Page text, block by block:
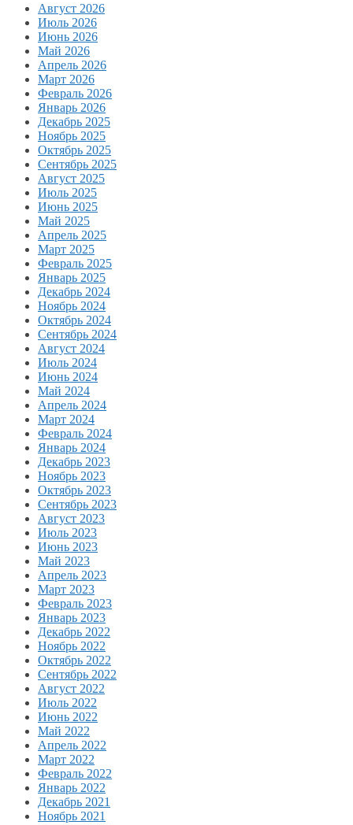
Август 2026
Июль 2026
Июнь 2026
Май 2026
Апрель 2026
Март 2026
Февраль 2026
Январь 2026
Декабрь 2025
Ноябрь 2025
Октябрь 2025
Сентябрь 2025
Август 2025
Июль 2025
Июнь 2025
Май 2025
Апрель 2025
Март 2025
Февраль 2025
Январь 2025
Декабрь 2024
Ноябрь 2024
Октябрь 2024
Сентябрь 2024
Август 2024
Июль 2024
Июнь 2024
Май 2024
Апрель 2024
Март 2024
Февраль 2024
Январь 2024
Декабрь 2023
Ноябрь 2023
Октябрь 2023
Сентябрь 2023
Август 2023
Июль 2023
Июнь 2023
Май 2023
Апрель 2023
Март 2023
Февраль 2023
Январь 2023
Декабрь 2022
Ноябрь 2022
Октябрь 2022
Сентябрь 2022
Август 2022
Июль 2022
Июнь 2022
Май 2022
Апрель 2022
Март 2022
Февраль 2022
Январь 2022
Декабрь 2021
Ноябрь 2021